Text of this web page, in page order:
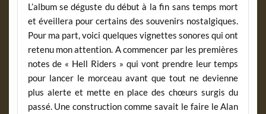
L’album se déguste du début à la fin sans temps mort
et éveillera pour certains des souvenirs nostalgiques.
Pour ma part, voici quelques vignettes sonores qui ont
retenu mon attention. A commencer par les premières
notes de « Hell Riders » qui vont prendre leur temps
pour lancer le morceau avant que tout ne devienne
plus alerte et mette en place des chœurs surgis du
passé. Une construction comme savait le faire le Alan